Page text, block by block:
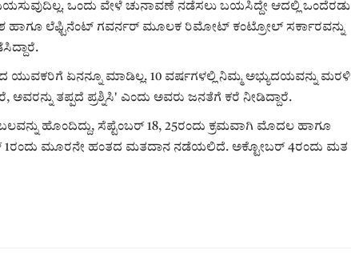
ಒಂದು ವೇಳೆ ಚುನಾವಣೆ ನಡೆಸಲು ಬಯಸಿದ್ದೇ ಆದಲ್ಲಿ ಒಂದೆರಡು
ಹಾಗೂ ಲೆಫ್ಟಿನೆಂಟ್ ಗವರ್ನರ್ ಮೂಲಕ ರಿಮೋಟ್ ಕಂಟ್ರೋಲ್ ಸರ್ಕಾರವನ್ನು
ಯುವಕರಿಗೆ ಏನನ್ನೂ ಮಾಡಿಲ್ಲ. 10 ವರ್ಷಗಳಲ್ಲಿ ನಿಮ್ಮ ಅಭ್ಯುದಯವನ್ನು ಮರಳಿ
ಅವರನ್ನು ತಪ್ಪದೆ ಪ್ರಶ್ನಿಸಿ' ಎಂದು ಅವರು ಜನತೆಗೆ ಕರೆ ನೀಡಿದ್ದಾರೆ.
ಹೊಂದಿದ್ದು, ಸೆಪ್ಟೆಂಬರ್ 18, 25ರಂದು ಕ್ರಮವಾಗಿ ಮೊದಲ ಹಾಗೂ
ಮೂರನೇ ಹಂತದ ಮತದಾನ ನಡೆಯಲಿದೆ. ಅಕ್ಟೋಬ‌ರ್ 4ರಂದು ಮತ